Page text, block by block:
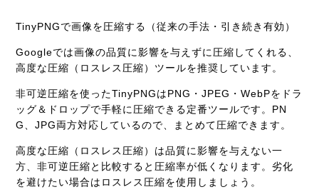
TinyPNGで画像を圧縮する（従来の手法・引き続き有効）
Googleでは画像の品質に影響を与えずに圧縮してくれる、
高度な圧縮（ロスレス圧縮）ツールを推奨しています。
非可逆圧縮を使ったTinyPNGはPNG・JPEG・WebPをドラ
ッグ＆ドロップで手軽に圧縮できる定番ツールです。PN
G、JPG両方対応しているので、まとめて圧縮できます。
高度な圧縮（ロスレス圧縮）は品質に影響を与えない一
方、非可逆圧縮と比較すると圧縮率が低くなります。劣化
を避けたい場合はロスレス圧縮を使用しましょう。